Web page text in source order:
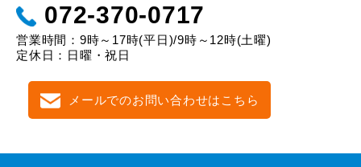
072-370-0717
営業時間：9時～17時(平日)/9時～12時(土曜)
定休日：日曜・祝日
メールでのお問い合わせはこちら